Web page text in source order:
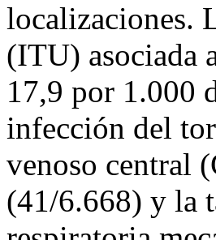
localizaciones.
(ITU) asociada
17,9 por 1.000
infección del
venoso central
(41/6.668) y la